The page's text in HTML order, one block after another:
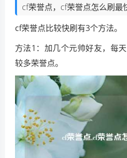
cf荣誉点，cf荣誉点怎么刷最
cf荣誉点比较快刷有3个方法。
方法1：加几个元帅好友，每
较多荣誉点。